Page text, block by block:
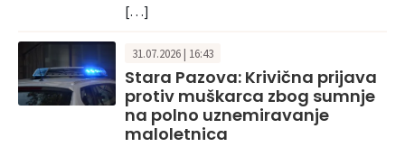
[…]
31.07.2026 | 16:43
Stara Pazova: Krivična prijava
protiv muškarca zbog sumnje
na polno uznemiravanje
maloletnica